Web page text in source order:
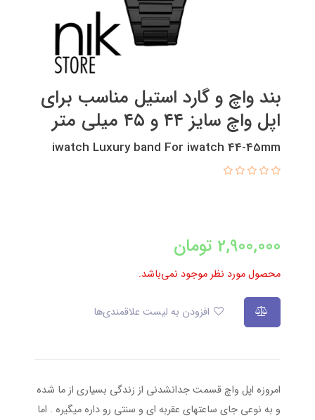
بند واچ و گارد استیل مناسب برای
اپل واچ سایز ۴۴ و ۴۵ میلی متر
iwatch Luxury band For iwatch 44-45mm
2,900,000 تومان
محصول مورد نظر موجود نمی‌باشد.
امروزه اپل واچ قسمت جدانشدنی از زندگی بسیاری از ما شده
و به نوعی جای ساعتهای عقربه ای و سنتی رو داره میگیره . اما